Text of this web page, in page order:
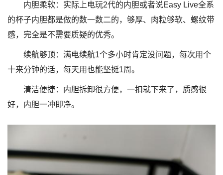
内胆柔软：实际上电玩2代的内胆或者说Easy Live全系
的杯子内胆都是做的数一数二的，够厚、肉粒够软、螺纹带
感，完全是不需要质疑的优秀。
续航够顶：满电续航1个多小时肯定没问题，每次用个
十来分钟的话，每天用也能坚挺1周。
清洁便捷：内胆拆卸很方便，一扣就下来了，质感很
好，内胆一冲即净。